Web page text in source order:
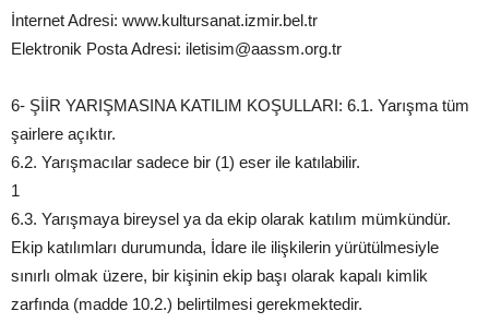
İnternet Adresi: www.kultursanat.izmir.bel.tr
Elektronik Posta Adresi: iletisim@aassm.org.tr
6- ŞİİR YARIŞMASINA KATILIM KOŞULLARI: 6.1. Yarışma tüm
şairlere açıktır.
6.2. Yarışmacılar sadece bir (1) eser ile katılabilir.
1
6.3. Yarışmaya bireysel ya da ekip olarak katılım mümkündür.
Ekip katılımları durumunda, İdare ile ilişkilerin yürütülmesiyle
sınırlı olmak üzere, bir kişinin ekip başı olarak kapalı kimlik
zarfında (madde 10.2.) belirtilmesi gerekmektedir.